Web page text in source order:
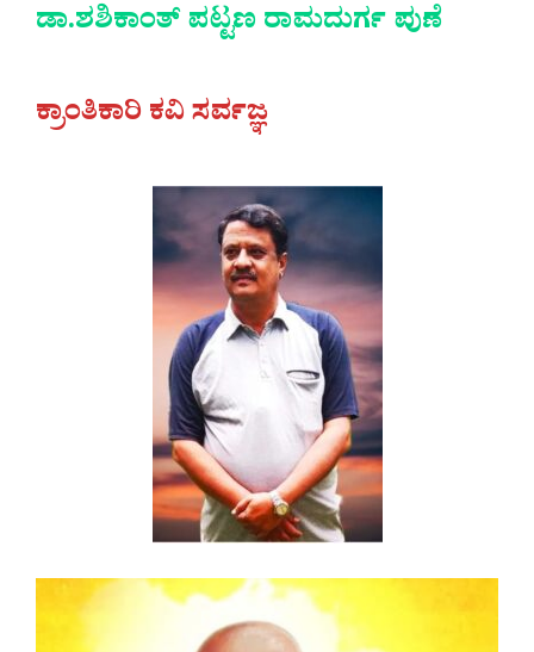
ಡಾ.ಶಶಿಕಾಂತ್‌ ಪಟ್ಟಣ ರಾಮದುರ್ಗ ಪುಣೆ
ಕ್ರಾಂತಿಕಾರಿ ಕವಿ ಸರ್ವಜ್ಞ